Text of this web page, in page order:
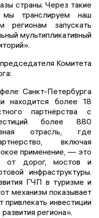
страны. Через такие
мы транслируем наш
регионам запускать
мультипликативный
Комитета
Санкт-Петербурга
находится более 18
партнёрства с
более 880
отрасль, где
включая
применение, — это
от дорог, мостов и
инфраструктуры.
ГЧП в туризме и
механизм показывает
инвестиции
региона».